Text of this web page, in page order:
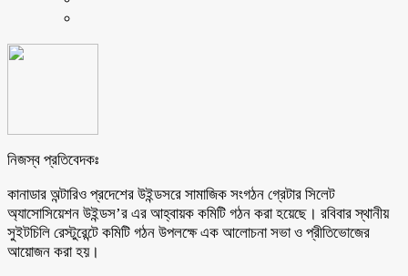
নিজস্ব প্রতিবেদকঃ
কানাডার অন্টারিও প্রদেশের উইন্ডসরে সামাজিক সংগঠন গ্রেটার সিলেট
অ্যাসোসিয়েশন উইন্ডস’র এর আহ্বায়ক কমিটি গঠন করা হয়েছে। রবিবার স্থানীয়
সুইটচিলি রেস্টুরেন্টে কমিটি গঠন উপলক্ষে এক আলোচনা সভা ও প্রীতিভোজের
আয়োজন করা হয়।